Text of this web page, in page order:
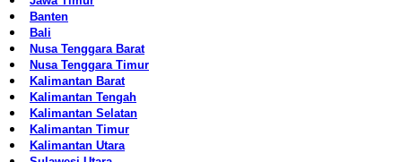
Banten
Bali
Nusa Tenggara Barat
Nusa Tenggara Timur
Kalimantan Barat
Kalimantan Tengah
Kalimantan Selatan
Kalimantan Timur
Kalimantan Utara